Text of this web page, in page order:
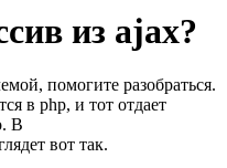
из ajax?
помогите разобраться.
в php, и тот отдает
В
вот так.